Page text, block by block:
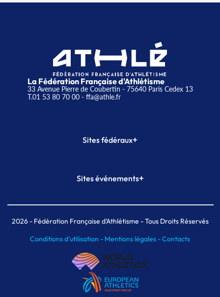
La Fédération Française d'Athlétisme
33 Avenue Pierre de Coubertin - 75640 Paris Cedex 13
T.01 53 80 70 00- ffa@athle.fr
Sites fédéraux+
Plateforme Formation
Sites événements+
Meeting de Paris indoor
MAIF Ekiden de Paris
2026- Fédération Française d'Athlétisme - Tous Droits Réservés
Conditions d'utilisation - Mentions légales -Contacts